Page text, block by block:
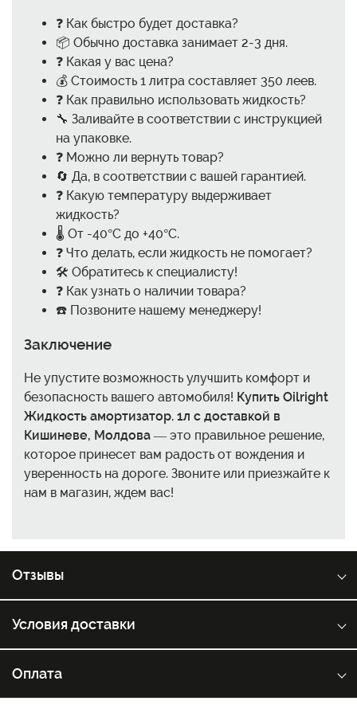
❓ Как быстро будет доставка?
📦 Обычно доставка занимает 2-3 дня.
❓ Какая у вас цена?
💰 Стоимость 1 литра составляет 350 леев.
❓ Как правильно использовать жидкость?
🔧 Заливайте в соответствии с инструкцией
на упаковке.
❓ Можно ли вернуть товар?
🔄 Да, в соответствии с вашей гарантией.
❓ Какую температуру выдерживает
жидкость?
🌡️ От -40°C до +40°C.
❓ Что делать, если жидкость не помогает?
🛠️ Обратитесь к специалисту!
❓ Как узнать о наличии товара?
☎️ Позвоните нашему менеджеру!
Заключение
Не упустите возможность улучшить комфорт и
безопасность вашего автомобиля! Купить Oilright
Жидкость амортизатор. 1л с доставкой в
Кишиневе, Молдова — это правильное решение,
которое принесет вам радость от вождения и
уверенность на дороге. Звоните или приезжайте к
нам в магазин, ждем вас!
Отзывы
Условия доставки
Оплата